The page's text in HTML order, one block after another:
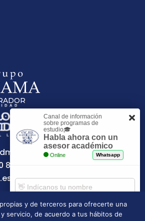
y de terceros para ofrecerte una
servicio, de acuerdo a tus hábitos de
Canal de información
sobre programas de
estudio🎓
Habla ahora con un
asesor académico
Online Whatsapp